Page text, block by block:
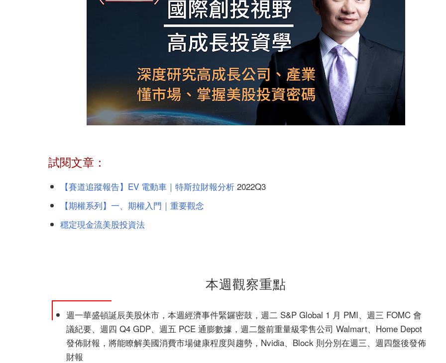
試閱文章：
【賽道追蹤報告】EV 電動車｜特斯拉財報分析 2022Q3
【期權系列】一、期權入門｜重要觀念
穩定現金流美股投資法
本週觀察重點
週一華盛頓誕辰美股休市， 本週經濟事件緊鑼密鼓，週二 S&P Global 1 月 PMI、週三 FOMC 會
議紀要、週四 Q4 GDP、週五 PCE 通膨數據，週二盤前重量級零售公司 Walmart、Home Depot
發佈財報，將能瞭解美國消費市場健康程度與趨勢，Nvidia、Block 則分別在週三、週四盤後發佈
財報